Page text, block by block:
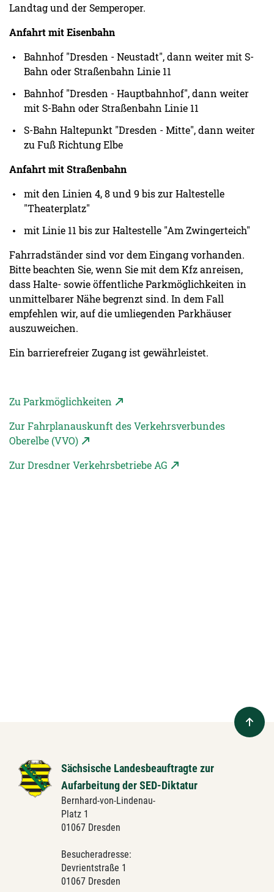
Landtag und der Semperoper.
Anfahrt mit Eisenbahn
Bahnhof "Dresden - Neustadt", dann weiter mit S-
Bahn oder Straßenbahn Linie 11
Bahnhof "Dresden - Hauptbahnhof", dann weiter
mit S-Bahn oder Straßenbahn Linie 11
S-Bahn Haltepunkt "Dresden - Mitte", dann weiter
zu Fuß Richtung Elbe
Anfahrt mit Straßenbahn
mit den Linien 4, 8 und 9 bis zur Haltestelle
"Theaterplatz"
mit Linie 11 bis zur Haltestelle "Am Zwingerteich"
Fahrradständer sind vor dem Eingang vorhanden.
Bitte beachten Sie, wenn Sie mit dem Kfz anreisen,
dass Halte- sowie öffentliche Parkmöglichkeiten in
unmittelbarer Nähe begrenzt sind. In dem Fall
empfehlen wir, auf die umliegenden Parkhäuser
auszuweichen.
Ein barrierefreier Zugang ist gewährleistet.
Zu Parkmöglichkeiten
Zur Fahrplanauskunft des Verkehrsverbundes
Oberelbe (VVO)
Zur Dresdner Verkehrsbetriebe AG
Sächsische Landesbeauftragte zur
Aufarbeitung der SED-Diktatur
Bernhard-von-Lindenau-
Platz 1
01067 Dresden
Besucheradresse:
Devrientstraße 1
01067 Dresden